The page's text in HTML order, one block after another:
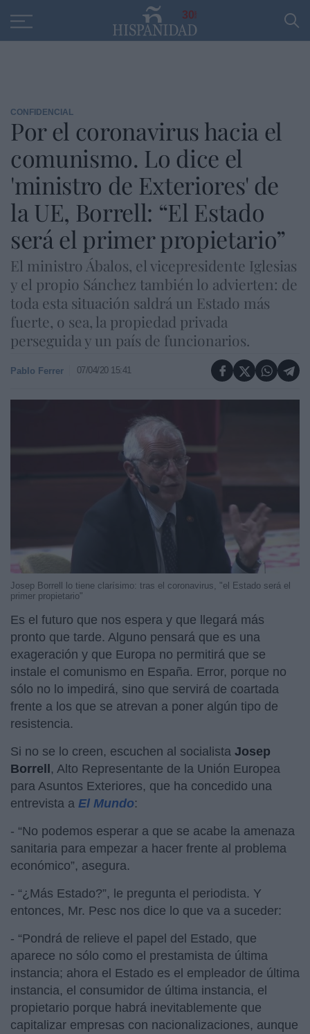
30
CONFIDENCIAL
Por el coronavirus hacia el
comunismo. Lo dice el
'ministro de Exteriores' de
la UE, Borrell: “El Estado
será el primer propietario”
El ministro Ábalos, el vicepresidente Iglesias
y el propio Sánchez también lo advierten: de
toda esta situación saldrá un Estado más
fuerte, o sea, la propiedad privada
perseguida y un país de funcionarios.
Pablo Ferrer 07/04/20 15:41
Josep Borrell lo tiene clarísimo: tras el coronavirus, "el Estado será el
primer propietario"
Es el futuro que nos espera y que llegará más
pronto que tarde. Alguno pensará que es una
exageración y que Europa no permitirá que se
instale el comunismo en España. Error, porque no
sólo no lo impedirá, sino que servirá de coartada
frente a los que se atrevan a poner algún tipo de
resistencia.
Si no se lo creen, escuchen al socialista Josep
Borrell, Alto Representante de la Unión Europea
para Asuntos Exteriores, que ha concedido una
entrevista a El Mundo:
- “No podemos esperar a que se acabe la amenaza
sanitaria para empezar a hacer frente al problema
económico”, asegura.
- “¿Más Estado?”, le pregunta el periodista. Y
entonces, Mr. Pesc nos dice lo que va a suceder:
- “Pondrá de relieve el papel del Estado, que
aparece no sólo como el prestamista de última
instancia; ahora el Estado es el empleador de última
instancia, el consumidor de última instancia, el
propietario porque habrá inevitablemente que
capitalizar empresas con nacionalizaciones, aunque